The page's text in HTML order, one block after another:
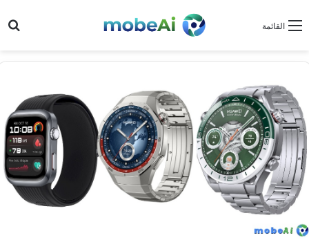
القائمة